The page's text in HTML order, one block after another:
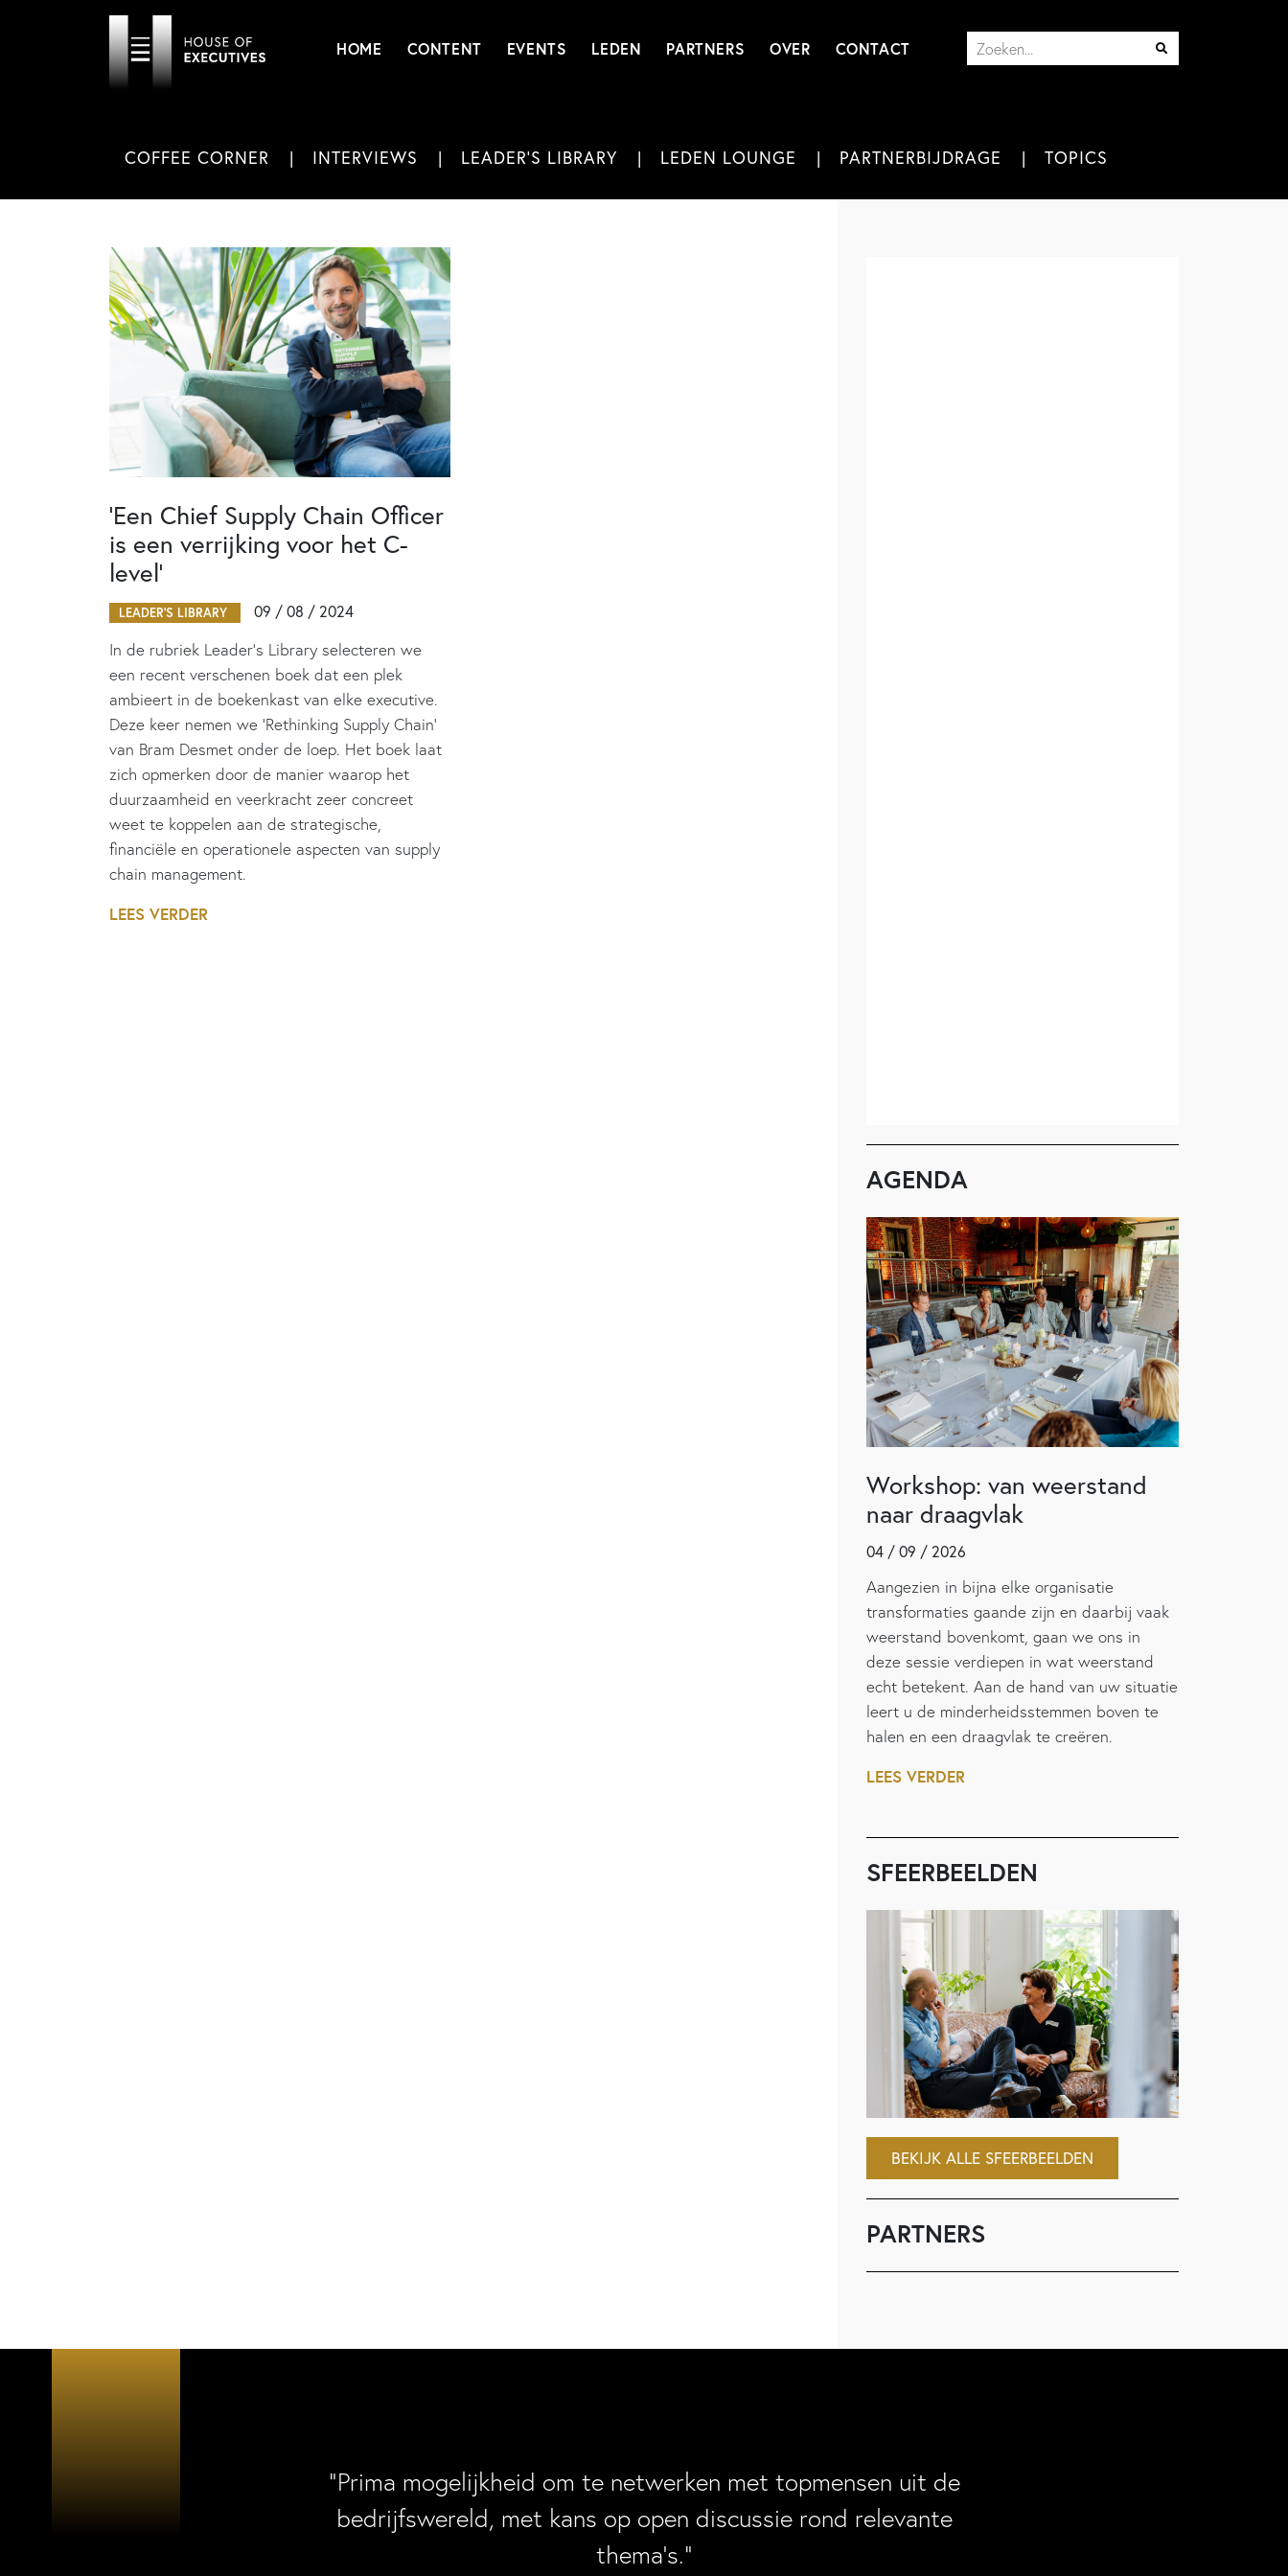
HOME CONTENT EVENTS LEDEN PARTNERS OVER CONTACT
COFFEE CORNER INTERVIEWS LEADER'S LIBRARY LEDEN LOUNGE PARTNERBIJDRAGE TOPICS
‘Een Chief Supply Chain Officer
is een verrijking voor het C-
level’
LEADER'S LIBRARY 09 / 08 / 2024
In de rubriek Leader's Library selecteren we
een recent verschenen boek dat een plek
ambieert in de boekenkast van elke executive.
Deze keer nemen we 'Rethinking Supply Chain'
van Bram Desmet onder de loep. Het boek laat
zich opmerken door de manier waarop het
duurzaamheid en veerkracht zeer concreet
weet te koppelen aan de strategische,
financiële en operationele aspecten van supply
chain management.
LEES VERDER
AGENDA
Workshop: van weerstand
naar draagvlak
04 / 09 / 2026
Aangezien in bijna elke organisatie
transformaties gaande zijn en daarbij vaak
weerstand bovenkomt, gaan we ons in
deze sessie verdiepen in wat weerstand
echt betekent. Aan de hand van uw situatie
leert u de minderheidsstemmen boven te
halen en een draagvlak te creëren.
LEES VERDER
SFEERBEELDEN
BEKIJK ALLE SFEERBEELDEN
PARTNERS
“Prima mogelijkheid om te netwerken met topmensen uit de
bedrijfswereld, met kans op open discussie rond relevante
thema’s.”